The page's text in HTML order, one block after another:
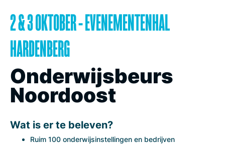
2 & 3 OKTOBER - EVENEMENTENHAL
HARDENBERG
Onderwijsbeurs
Noordoost
Wat is er te beleven?
Ruim 100 onderwijsinstellingen en bedrijven